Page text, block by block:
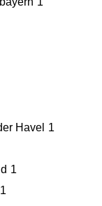
Havel 1
1
1